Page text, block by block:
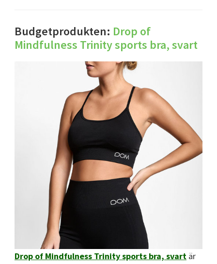
Budgetprodukten: Drop of
Mindfulness Trinity sports bra, svart
Drop of Mindfulness Trinity sports bra, svart är